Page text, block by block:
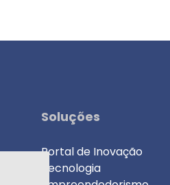
Soluções
Portal de Inovação
Tecnologia